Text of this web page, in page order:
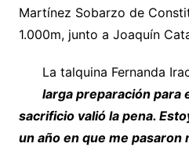
Martínez Sobarzo de
1.000m, junto a Joaquín
La talquina Fernanda
larga preparación para
sacrificio valió la pena.
un año en que me pasaron